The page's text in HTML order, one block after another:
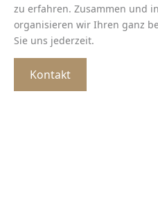
zu erfahren. Zusammen und
organisieren wir Ihren ganz
Sie uns jederzeit.
Kontakt